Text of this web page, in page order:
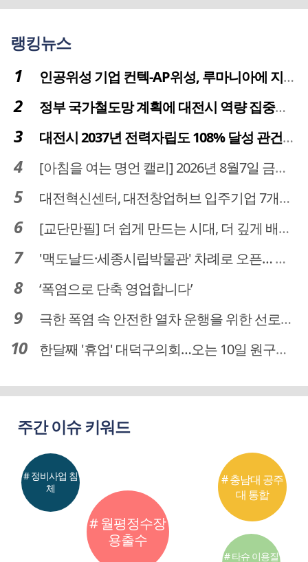
랭킹뉴스
인공위성 기업 컨텍-AP위성, 루마니아에 지상국 시스템 전수
정부 국가철도망 계획에 대전시 역량 집중해야
대전시 2037년 전력자립도 108% 달성 관건은 '주민 수용성'
[아침을 여는 명언 캘리] 2026년 8월7일 금요일
대전혁신센터, 대전창업허브 입주기업 7개사 모집
[교단만필] 더 쉽게 만드는 시대, 더 깊게 배우는 교육
'맥도날드·세종시립박물관' 차례로 오픈… 고운동 정주여건 좋아진다
‘폭염으로 단축 영업합니다’
극한 폭염 속 안전한 열차 운행을 위한 선로관리
한달째 '휴업' 대덕구의회…오는 10일 원구성 다시 돌입
주간 이슈 키워드
# 월평정수장
용출수
# 충남대 공주
대 통합
# 정비사업 침
체
# 타슈 이용질